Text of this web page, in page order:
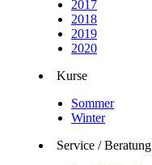
2017
2018
2019
2020
Kurse
Sommer
Winter
Service / Beratung